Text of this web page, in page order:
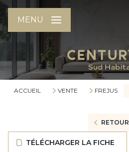
MENU
ACCUEIL VENTE FREJUS
RETOUR
TÉLÉCHARGER LA FICHE